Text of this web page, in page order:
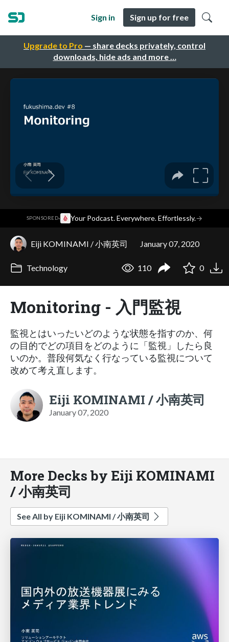
Upgrade to Pro — share decks privately, control
downloads, hide ads and more …
Sign in Sign up for free
SPONSORED· Your Podcast. Everywhere. Effortlessly.→
Eiji KOMINAMI / 小南英司 January 07, 2020
Technology 110 0
Monitoring - 入門監視
監視とはいったいどのような状態を指すのか、何
の目的でどの項目をどのように「監視」したら良
いのか。普段何気なく行なっている監視について
改めて考え直します。
Eiji KOMINAMI / 小南英司
January 07, 2020
More Decks by Eiji KOMINAMI
/ 小南英司
See All by Eiji KOMINAMI / 小南英司